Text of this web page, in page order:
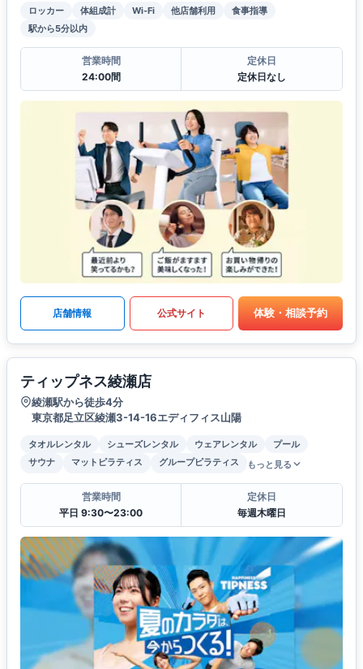
ロッカー 体組成計 Wi-Fi 他店舗利用
食事指導
駅から5分以内
営業時間
24:00間
定休日
定休日なし
店舗情報 公式サイト 体験・相談予約
ティップネス綾瀬店
綾瀬駅から徒歩4分
東京都足立区綾瀬3-14-16エディフィス山陽
タオルレンタル シューズレンタル ウェアレンタル
プール
サウナ
マットピラティス グループピラティス もっと見る
営業時間
平日 9:30〜23:00
定休日
毎週木曜日